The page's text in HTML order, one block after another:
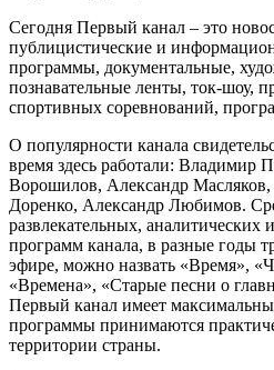
Сегодня Первый канал – это
публицистические и
программы, документальные,
познавательные ленты, ток-шоу,
спортивных соревнований,
О популярности канала
время здесь работали: Владимир
Ворошилов, Александр
Доренко, Александр Любимов.
развлекательных,
программ канала, в разные годы
эфире, можно назвать «Время»,
«Времена», «Старые песни о
Первый канал имеет
программы принимаются
территории страны.